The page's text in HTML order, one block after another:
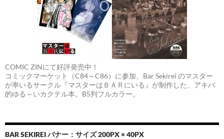
COMIC ZINにて好評発売中！
コミックマーケット（C84～C86）に参加、Bar Sekirei のマスター
が率いるサークル『マスターはＢＡＲにいる』が制作した、アキバ
的ゆる～いカクテル本。B5判フルカラー。
BAR SEKIREI バナー：サイズ 200PX × 40PX